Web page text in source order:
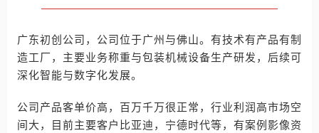
广东初创公司，公司位于广州与佛山。有技术有产品有制
造工厂，主要业务称重与包装机械设备生产研发，后续可
深化智能与数字化发展。
公司产品客单价高，百万千万很正常，行业利润高市场空
间大，目前主要客户比亚迪，宁德时代等，有案例影像资